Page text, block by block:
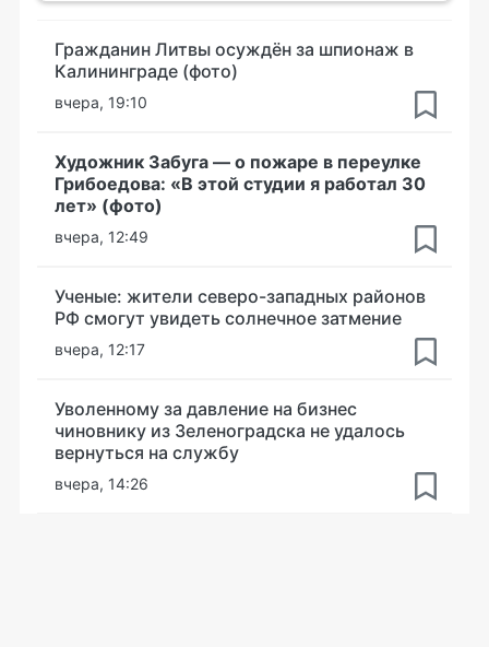
Гражданин Литвы осуждён за шпионаж в
Калининграде (фото)
вчера, 19:10
Художник Забуга — о пожаре в переулке
Грибоедова: «В этой студии я работал 30
лет» (фото)
вчера, 12:49
Ученые: жители северо-западных районов
РФ смогут увидеть солнечное затмение
вчера, 12:17
Уволенному за давление на бизнес
чиновнику из Зеленоградска не удалось
вернуться на службу
вчера, 14:26